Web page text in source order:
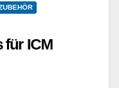
für ICM